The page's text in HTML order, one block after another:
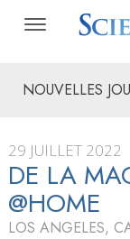
NOUVELLES
29 JUILLET 2022
DE LA
@HOME
LOS ANGELES,